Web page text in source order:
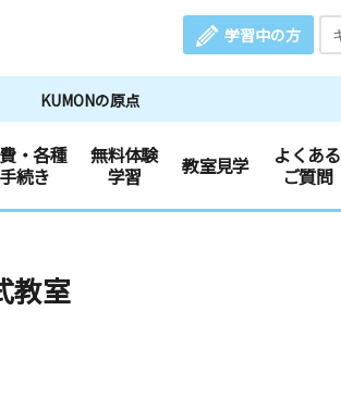
学習中の方
KUMONの原点
・各種
手続き
無料体験
学習
教室見学
よくある
ご質問
教室